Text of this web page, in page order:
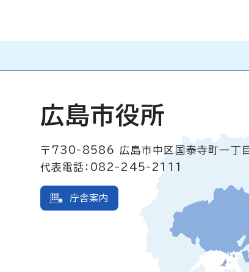
広島市役所
〒730-8586
広島市中区国泰寺町一丁
代表電話：082-245-2111
庁舎案内